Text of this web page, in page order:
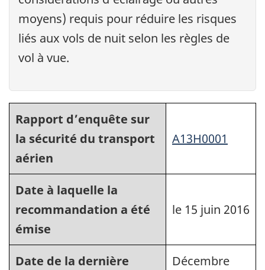
moyens) requis pour réduire les risques
liés aux vols de nuit selon les règles de
vol à vue.
Rapport d’enquête sur
la sécurité du transport
aérien
A13H0001
Date à laquelle la
recommandation a été
émise
le 15 juin 2016
Date de la dernière
Décembre